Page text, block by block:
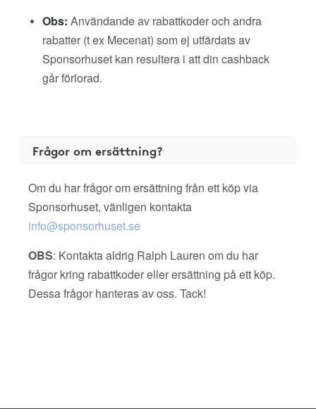
Obs: Användande av rabattkoder och andra
rabatter (t ex Mecenat) som ej utfärdats av
Sponsorhuset kan resultera i att din cashback
går förlorad.
Frågor om ersättning?
Om du har frågor om ersättning från ett köp via
Sponsorhuset, vänligen kontakta
info@sponsorhuset.se
OBS: Kontakta aldrig Ralph Lauren om du har
frågor kring rabattkoder eller ersättning på ett köp.
Dessa frågor hanteras av oss. Tack!